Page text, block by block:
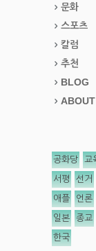
문화
스포츠
칼럼
추천
BLOG
ABOUT
공화당 교
서평 선거
애플 언론
일본 종교
한국